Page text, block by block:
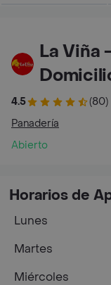
La Viña
4.5
(80)
Panadería
Abierto
Horarios de
Lunes
Martes
Miércoles